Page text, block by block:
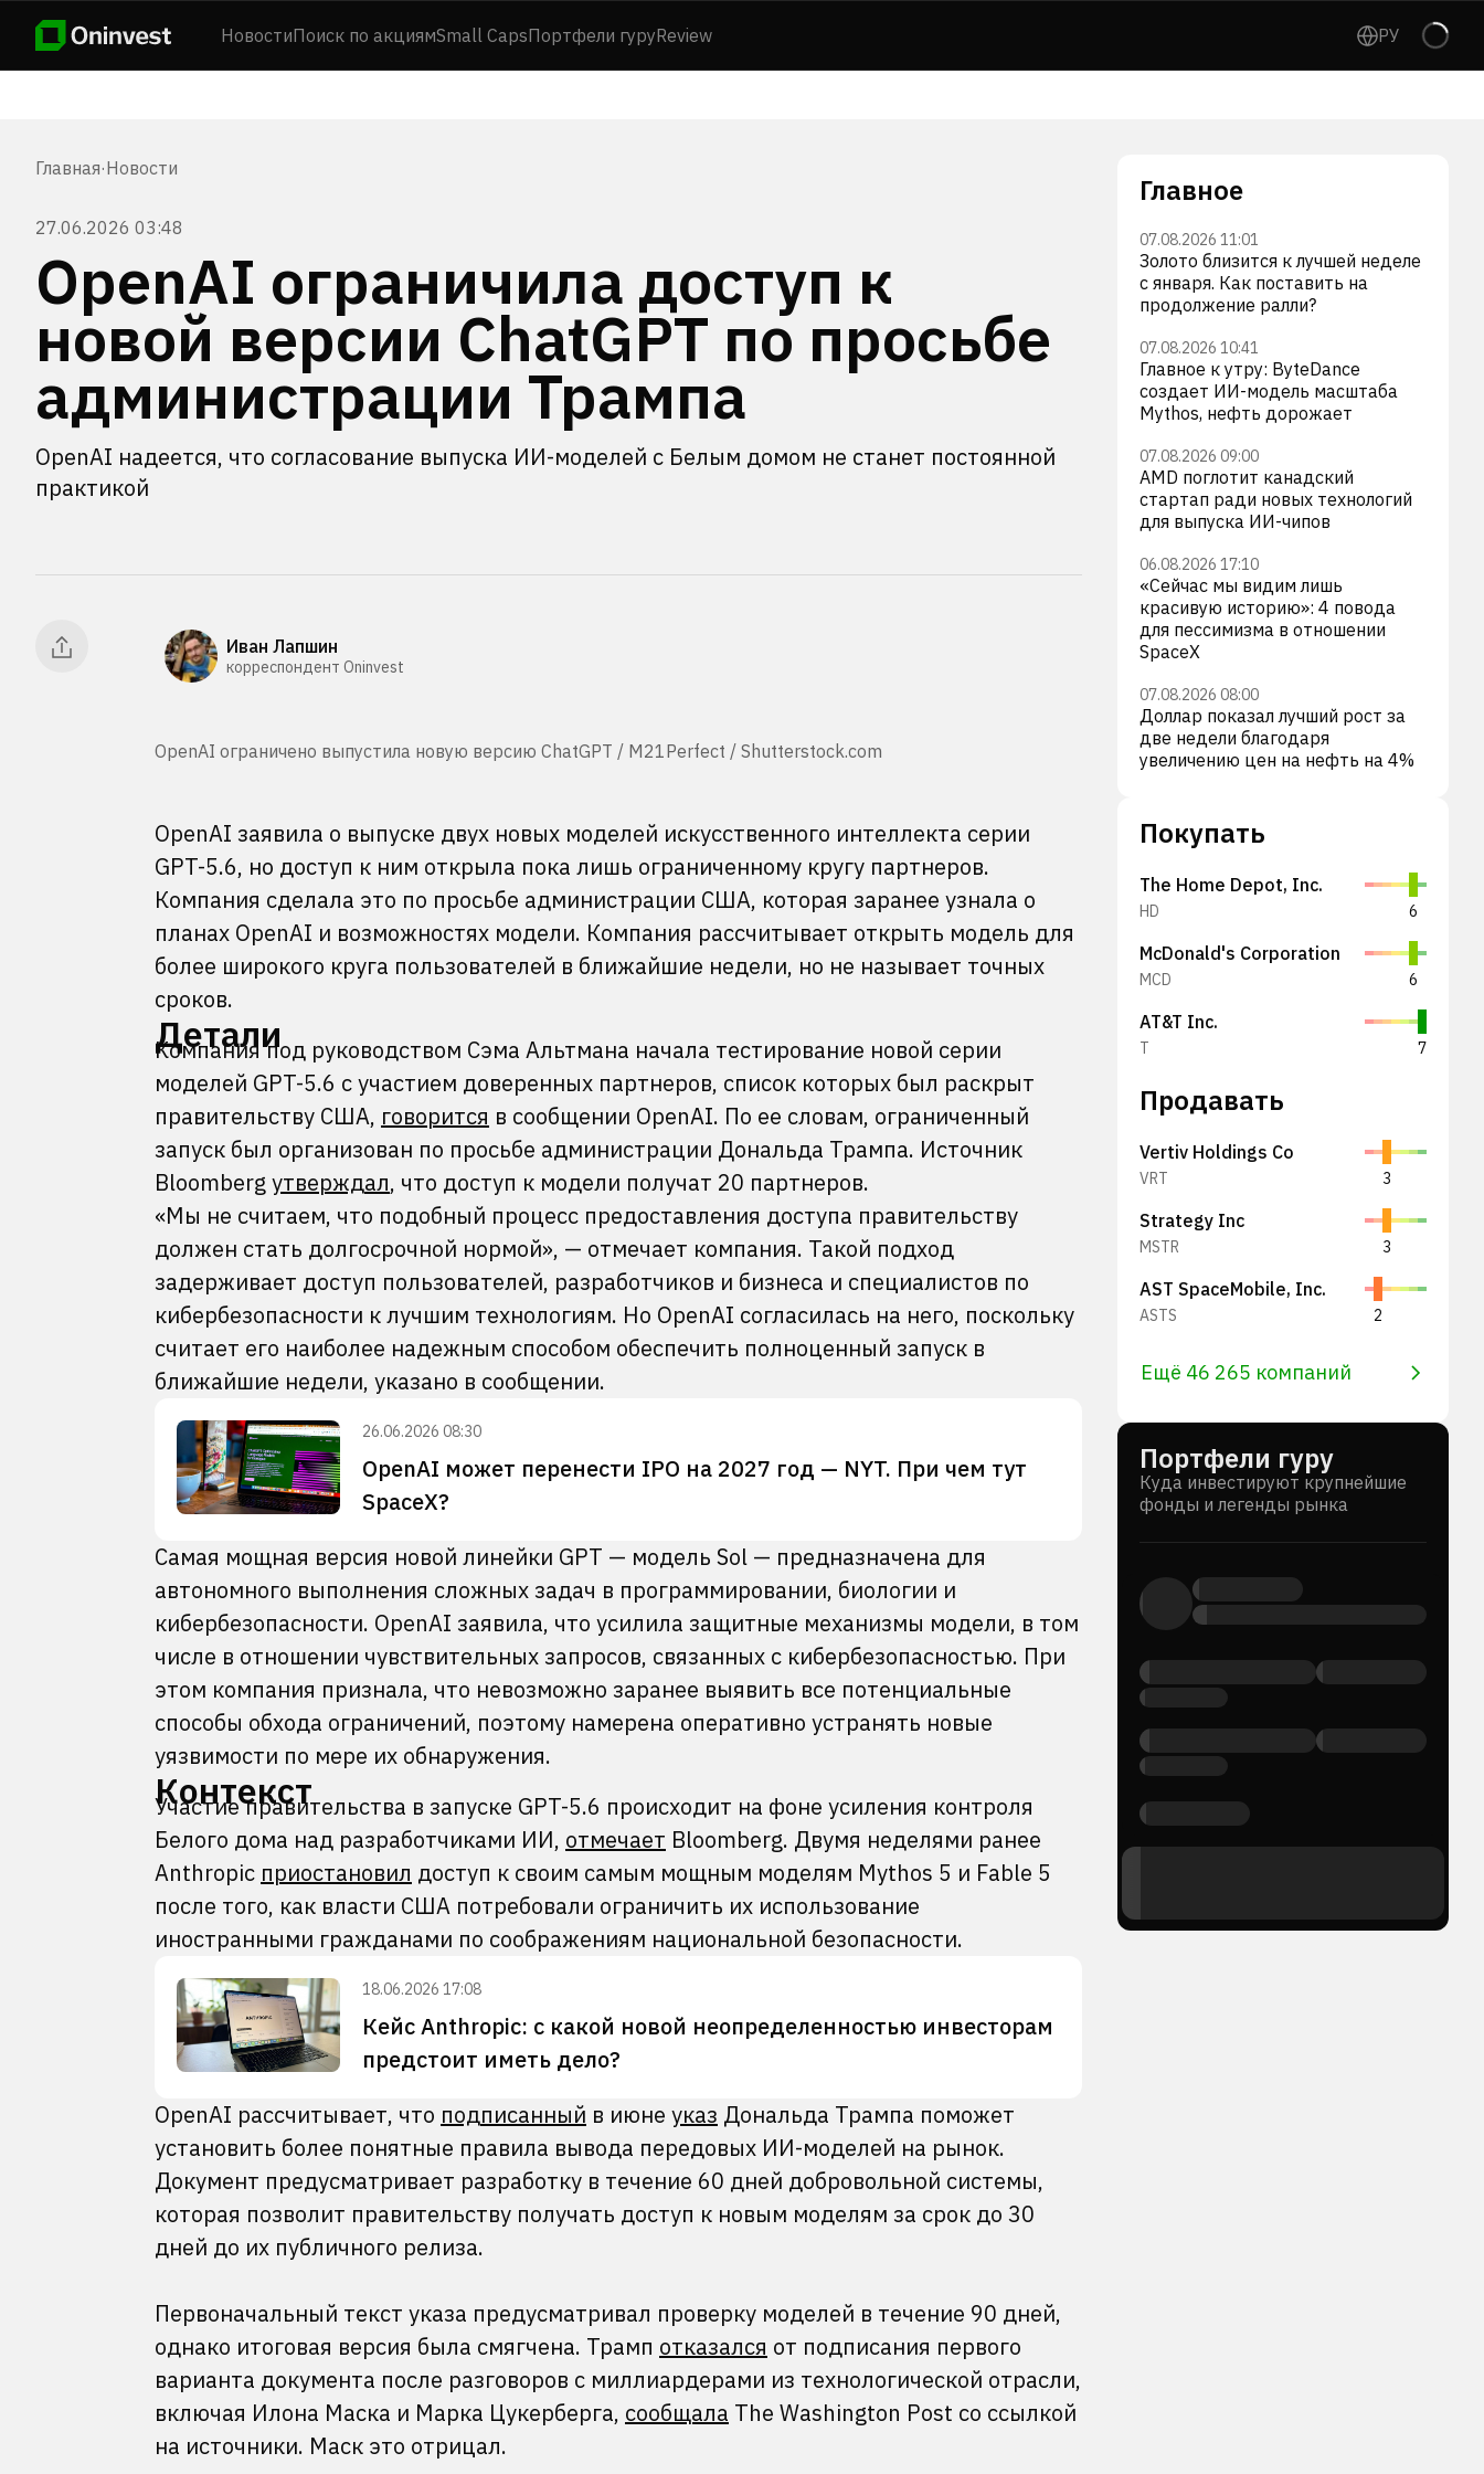
НовостиПоиск по акциямSmall CapsПортфели гуруReview РУ
Главная·Новости
27.06.2026 03:48
OpenAI ограничила доступ к
новой версии ChatGPT по просьбе
администрации Трампа
OpenAI надеется, что согласование выпуска ИИ-моделей с Белым домом не станет постоянной
практикой
Иван Лапшин
корреспондент Oninvest
OpenAI ограничено выпустила новую версию ChatGPT / M21Perfect / Shutterstock.com
OpenAI заявила о выпуске двух новых моделей искусственного интеллекта серии
GPT-5.6, но доступ к ним открыла пока лишь ограниченному кругу партнеров.
Компания сделала это по просьбе администрации США, которая заранее узнала о
планах OpenAI и возможностях модели. Компания рассчитывает открыть модель для
более широкого круга пользователей в ближайшие недели, но не называет точных
сроков.
Детали
Компания под руководством Сэма Альтмана начала тестирование новой серии
моделей GPT-5.6 с участием доверенных партнеров, список которых был раскрыт
правительству США, говорится в сообщении OpenAI. По ее словам, ограниченный
запуск был организован по просьбе администрации Дональда Трампа. Источник
Bloombergутверждал, что доступ к модели получат 20 партнеров.
«Мы не считаем, что подобный процесс предоставления доступа правительству
должен стать долгосрочной нормой», — отмечает компания. Такой подход
задерживает доступ пользователей, разработчиков и бизнеса и специалистов по
кибербезопасности к лучшим технологиям. Но OpenAI согласилась на него, поскольку
считает его наиболее надежным способом обеспечить полноценный запуск в
ближайшие недели, указано в сообщении.
26.06.2026 08:30
OpenAI может перенести IPO на 2027 год — NYT. При чем тут
SpaceX?
Самая мощная версия новой линейки GPT — модель Sol — предназначена для
автономного выполнения сложных задач в программировании, биологии и
кибербезопасности. OpenAI заявила, что усилила защитные механизмы модели, в том
числе в отношении чувствительных запросов, связанных с кибербезопасностью. При
этом компания признала, что невозможно заранее выявить все потенциальные
способы обхода ограничений, поэтому намерена оперативно устранять новые
уязвимости по мере их обнаружения.
Контекст
Участие правительства в запуске GPT-5.6 происходит на фоне усиления контроля
Белого дома над разработчиками ИИ, отмечает Bloomberg. Двумя неделями ранее
Anthropic приостановил доступ к своим самым мощным моделям Mythos 5 и Fable 5
после того, как власти США потребовали ограничить их использование
иностранными гражданами по соображениям национальной безопасности.
18.06.2026 17:08
Кейс Anthropic: с какой новой неопределенностью инвесторам
предстоит иметь дело?
OpenAI рассчитывает, что подписанный в июне указ Дональда Трампа поможет
установить более понятные правила вывода передовых ИИ-моделей на рынок.
Документ предусматривает разработку в течение 60 дней добровольной системы,
которая позволит правительству получать доступ к новым моделям за срок до 30
дней до их публичного релиза.
Первоначальный текст указа предусматривал проверку моделей в течение 90 дней,
однако итоговая версия была cмягчена. Трамп отказался от подписания первого
варианта документа после разговоров с миллиардерами из технологической отрасли,
включая Илона Маска и Марка Цукерберга, сообщала The Washington Post со ссылкой
на источники. Маск это отрицал.
Главное
07.08.2026 11:01
Золото близится к лучшей неделе
с января. Как поставить на
продолжение ралли?
07.08.2026 10:41
Главное к утру: ByteDance
создает ИИ-модель масштаба
Mythos, нефть дорожает
07.08.2026 09:00
AMD поглотит канадский
стартап ради новых технологий
для выпуска ИИ-чипов
06.08.2026 17:10
«Сейчас мы видим лишь
красивую историю»: 4 повода
для пессимизма в отношении
SpaceX
07.08.2026 08:00
Доллар показал лучший рост за
две недели благодаря
увеличению цен на нефть на 4%
Покупать
The Home Depot, Inc.
HD 6
McDonald's Corporation
MCD 6
AT&T Inc.
T 7
Продавать
Vertiv Holdings Co
VRT 3
Strategy Inc
MSTR 3
AST SpaceMobile, Inc.
ASTS 2
Ещё 46 265 компаний
Портфели гуру
Куда инвестируют крупнейшие
фонды и легенды рынка